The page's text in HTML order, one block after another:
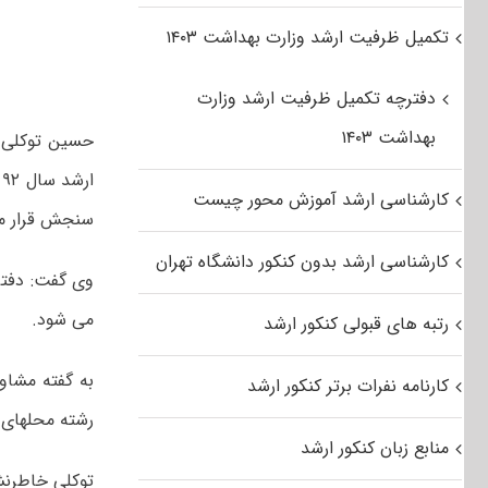
حسین توکلی
سنجش قرار
می شود.
رشته
توکلی خاطرنشان
تکمیل ظرفیت ارشد وزارت بهداشت ۱۴۰۳
دفترچه تکمیل ظرفیت ارشد وزارت
بهداشت ۱۴۰۳
کارشناسی ارشد آموزش محور چیست
کارشناسی ارشد بدون کنکور دانشگاه تهران
رتبه های قبولی کنکور ارشد
کارنامه نفرات برتر کنکور ارشد
منابع زبان کنکور ارشد